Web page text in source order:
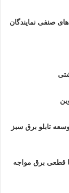
صنفی نمایندگان
تابلو برق سبز
با قطعی برق مواجه